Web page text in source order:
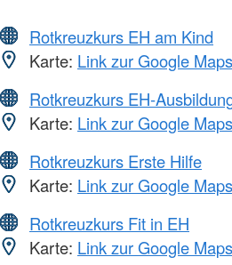
Rotkreuzkurs EH am Kind
Karte: Link zur Google
Rotkreuzkurs EH-
Karte: Link zur Google
Rotkreuzkurs Erste Hilfe
Karte: Link zur Google
Rotkreuzkurs Fit in EH
Karte: Link zur Google